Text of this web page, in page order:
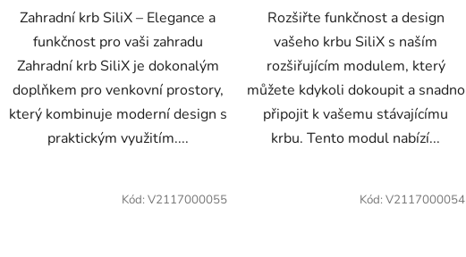
Zahradní krb SiliX – Elegance a
funkčnost pro vaši zahradu
Zahradní krb SiliX je dokonalým
doplňkem pro venkovní prostory,
který kombinuje moderní design s
praktickým využitím....
Rozšiřte funkčnost a design
vašeho krbu SiliX s naším
rozšiřujícím modulem, který
můžete kdykoli dokoupit a snadno
připojit k vašemu stávajícímu
krbu. Tento modul nabízí...
Kód: V2117000055 Kód: V2117000054